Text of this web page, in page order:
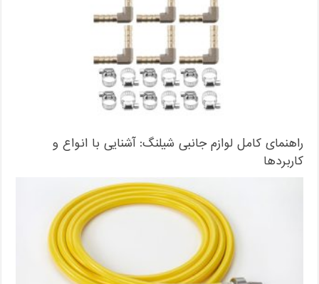
راهنمای کامل لوازم جانبی شیلنگ: آشنایی با انواع و
کاربردها